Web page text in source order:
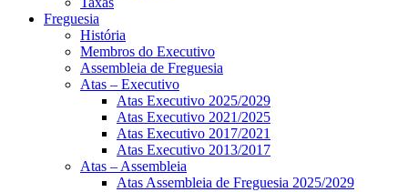
Freguesia
História
Membros do Executivo
Assembleia de Freguesia
Atas – Executivo
Atas Executivo 2025/2029
Atas Executivo 2021/2025
Atas Executivo 2017/2021
Atas Executivo 2013/2017
Atas – Assembleia
Atas Assembleia de Freguesia 2025/2029